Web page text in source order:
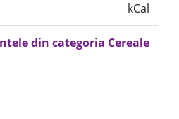
kCal
din categoria Cereale